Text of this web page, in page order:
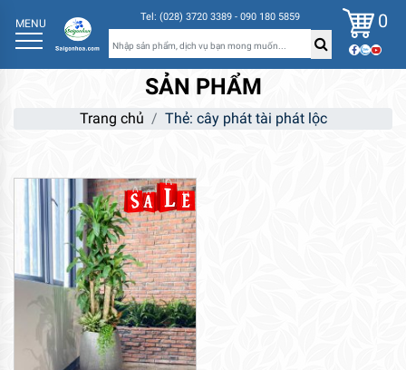
MENU Tel: (028) 3720 3389 - 090 180 5859 0
SẢN PHẨM
Trang chủ Thẻ: cây phát tài phát lộc